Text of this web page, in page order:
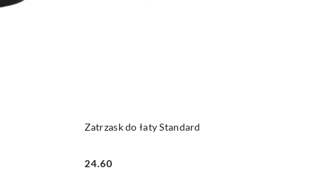
Zatrzask do łaty Standard
24.60